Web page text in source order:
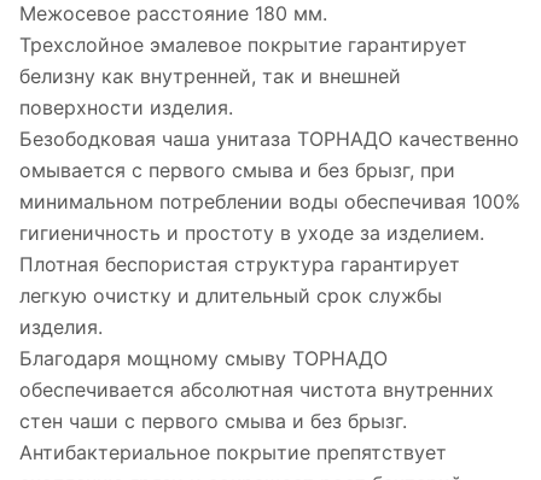
Межосевое расстояние 180 мм.
Трехслойное эмалевое покрытие гарантирует
белизну как внутренней, так и внешней
поверхности изделия.
Безободковая чаша унитаза ТОРНАДО качественно
омывается с первого смыва и без брызг, при
минимальном потреблении воды обеспечивая 100%
гигиеничность и простоту в уходе за изделием.
Плотная беспористая структура гарантирует
легкую очистку и длительный срок службы
изделия.
Благодаря мощному смыву ТОРНАДО
обеспечивается абсолютная чистота внутренних
стен чаши с первого смыва и без брызг.
Антибактериальное покрытие препятствует